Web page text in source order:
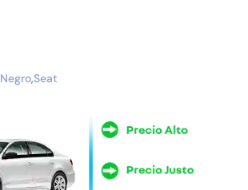
Negro,Seat